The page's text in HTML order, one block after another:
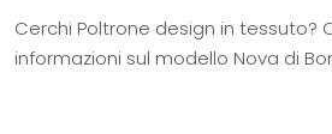
Cerchi Poltrone design in tessuto?
informazioni sul modello Nova di